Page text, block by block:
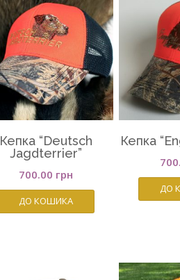
Кепка “Deutsch
Jagdterrier”
700.00 грн
ДО КОШИКА
Кепка
ДО